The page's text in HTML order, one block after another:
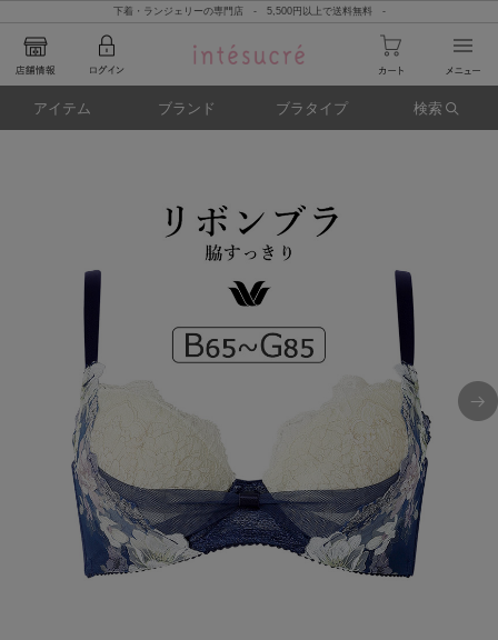
下着・ランジェリーの専門店 - 5,500円以上で送料無料 -
アイテム ブランド ブラタイプ 検索